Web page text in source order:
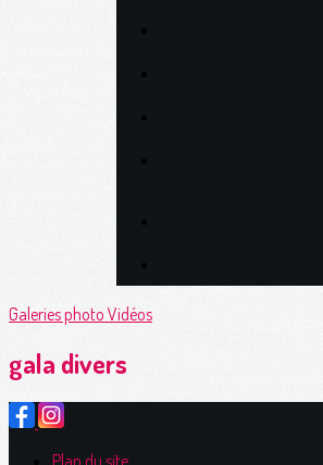
Galeries photo Vidéos
gala divers
Plan du site